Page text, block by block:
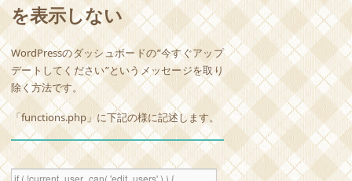
を表示しない
WordPressのダッシュボードの”今すぐアップ
デートしてください”というメッセージを取り
除く方法です。
「functions.php」に下記の様に記述します。